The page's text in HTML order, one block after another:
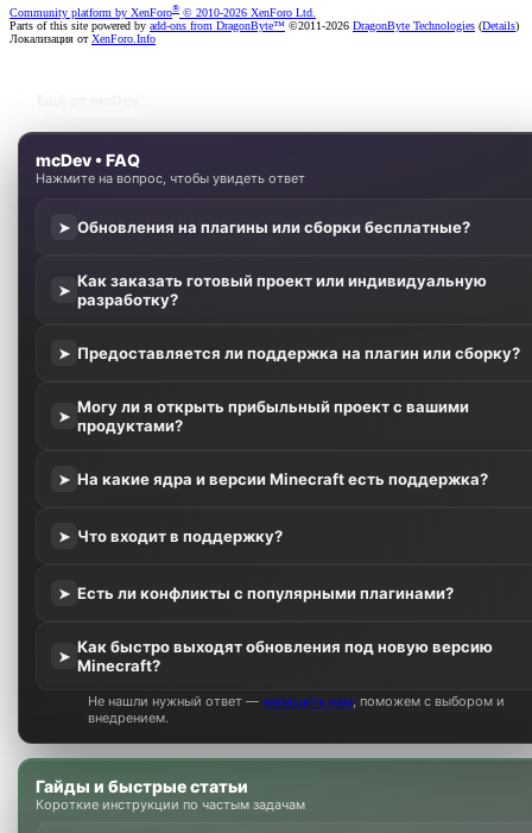
Community platform by XenForo® © 2010-2026 XenForo Ltd.
Parts of this site powered by add-ons from DragonByte™ ©2011-2026 DragonByte Technologies (Details)
Локализация отXenForo.Info
mcDev • FAQ
Нажмите на вопрос, чтобы увидеть ответ
➤ Обновления на плагины или сборки бесплатные?
➤ Как заказать готовый проект или индивидуальную
разработку?
➤ Предоставляется ли поддержка на плагин или сборку?
➤ Могу ли я открыть прибыльный проект с вашими
продуктами?
➤ На какие ядра и версии Minecraft есть поддержка?
➤ Что входит в поддержку?
➤ Есть ли конфликты с популярными плагинами?
➤ Как быстро выходят обновления под новую версию
Minecraft?
Не нашли нужный ответ —напишите нам, поможем с выбором и
внедрением.
Гайды и быстрые статьи
Короткие инструкции по частым задачам